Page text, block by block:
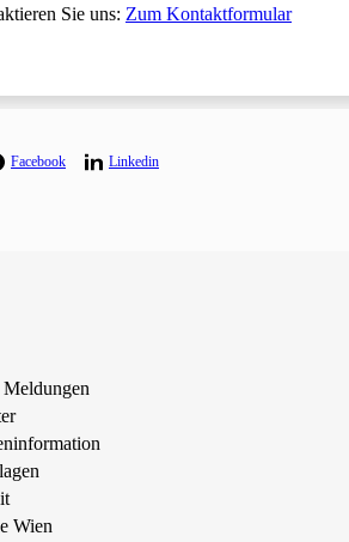
Sie uns: Zum KontaktformularÖffnet
Facebook Linkedin
Wien